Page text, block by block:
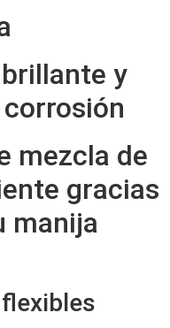
y
mezcla de
gracias
manija